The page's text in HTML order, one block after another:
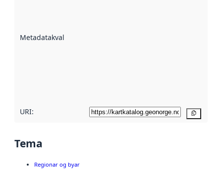
Metadatakvalitet
URI:
Tema
Regionar og byar